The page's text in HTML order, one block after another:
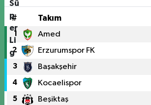
# Takım
1 Amed
2 Erzurumspor FK
3 Başakşehir
4 Kocaelispor
5 Beşiktaş